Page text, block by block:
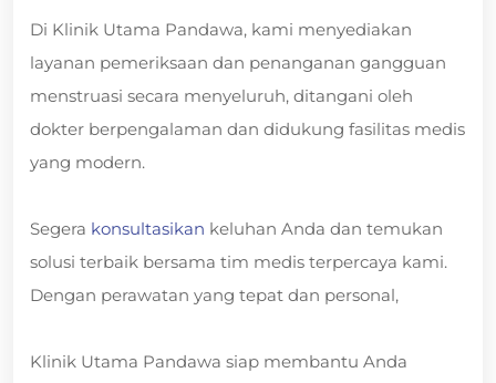
Di Klinik Utama Pandawa, kami menyediakan
layanan pemeriksaan dan penanganan gangguan
menstruasi secara menyeluruh, ditangani oleh
dokter berpengalaman dan didukung fasilitas medis
yang modern.
Segera konsultasikan keluhan Anda dan temukan
solusi terbaik bersama tim medis terpercaya kami.
Dengan perawatan yang tepat dan personal,
Klinik Utama Pandawa siap membantu Anda